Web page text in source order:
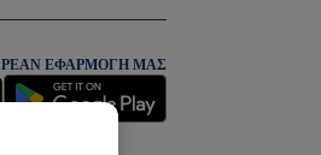
ΕΦΑΡΜΟΓΉ ΜΑΣ